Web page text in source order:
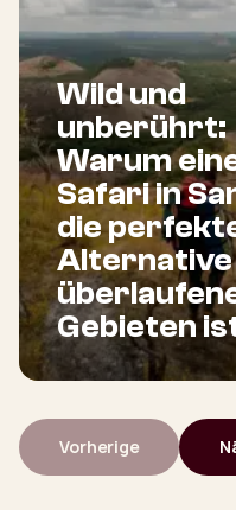
Wild und
unberührt:
Warum
Safari in
die
Alternative
Gebieten
Vorherige